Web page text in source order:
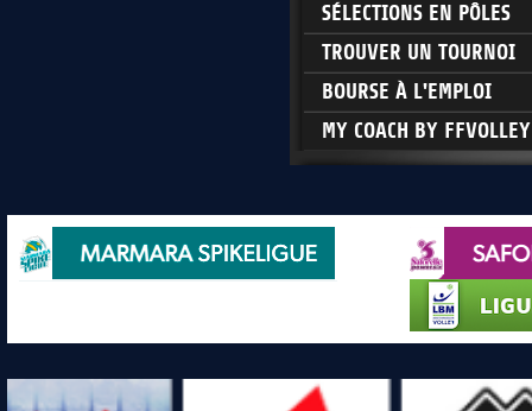
SÉLECTIONS EN PÔLES
TROUVER UN TOURNOI
BOURSE À L'EMPLOI
MY COACH BY FFVOLLEY